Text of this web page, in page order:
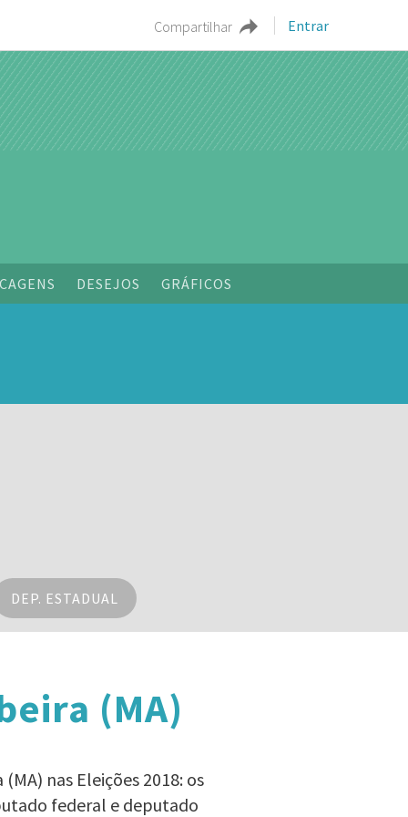
Compartilhar Entrar
DESEJOS GRÁFICOS
DEP. ESTADUAL
(MA)
nas Eleições 2018: os
federal e deputado